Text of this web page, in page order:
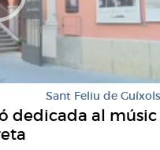
Sant Feliu de Guíxols
dedicada al músic